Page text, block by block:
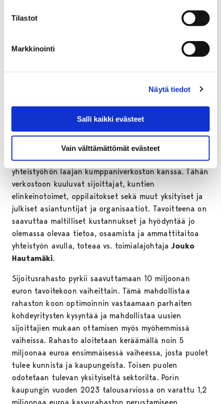
Tilastot
Markkinointi
Näytä tiedot
Salli kaikki evästeet
Vain välttämättömät evästeet
parantaa kasvumahdollisuuksiaan ja menestyä
Kasvurahasto toimii jatkuvana osakeyhtiönä, mikä
se voi keskittyä kehittämään kohdeyrityksiä pitkällä
joustavuuden toteuttaa irtaantumiset
rahaston etujen mukaista.
– Kasvurahaston toiminta perustuu tiiviiseen
yhteistyöhön laajan kumppaniverkoston kanssa. Tähän
verkostoon kuuluvat sijoittajat, kuntien
elinkeinotoimet, oppilaitokset sekä muut yksityiset ja
julkiset asiantuntijat ja organisaatiot. Tavoitteena on
saavuttaa maltilliset kustannukset ja hyödyntää jo
olemassa olevaa tietoa, osaamista ja ammattitaitoa
yhteistyön avulla, toteaa vs. toimialajohtajaJouko
Hautamäki.
Sijoitusrahasto pyrkii saavuttamaan 10 miljoonan
euron tavoitekoon vaiheittain. Tämä mahdollistaa
rahaston koon optimoinnin vastaamaan parhaiten
kohdeyritysten kysyntää ja mahdollistaa uusien
sijoittajien mukaan ottamisen myös myöhemmissä
vaiheissa. Rahasto aloitetaan keräämällä noin 5
miljoonaa euroa ensimmäisessä vaiheessa, josta puolet
tulee kunnista ja kaupungeista. Toisen puolen
odotetaan tulevan yksityiseltä sektorilta. Porin
kaupungin vuoden 2023 talousarviossa on varattu 1,2